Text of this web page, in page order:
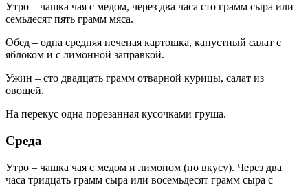
Утро – чашка чая с медом, через два часа сто грамм сыра или
семьдесят пять грамм мяса.
Обед – одна средняя печеная картошка, капустный салат с
яблоком и с лимонной заправкой.
Ужин – сто двадцать грамм отварной курицы, салат из
овощей.
На перекус одна порезанная кусочками груша.
Среда
Утро – чашка чая с медом и лимоном (по вкусу). Через два
часа тридцать грамм сыра или восемьдесят грамм сыра с